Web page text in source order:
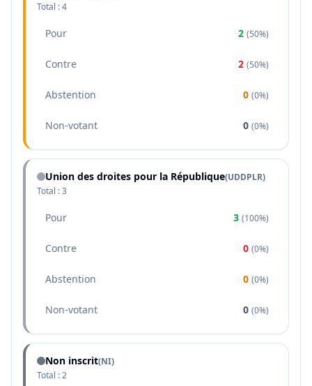
Total :4
Pour 2 (50%)
Contre 2 (50%)
Abstention 0 (0%)
Non-votant 0 (0%)
Union des droites pour la République(UDDPLR)
Total :3
Pour 3 (100%)
Contre 0 (0%)
Abstention 0 (0%)
Non-votant 0 (0%)
Non inscrit(NI)
Total :2